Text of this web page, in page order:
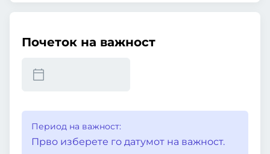
Почеток на важност
Период на важност:
Прво изберете го датумот на важност.